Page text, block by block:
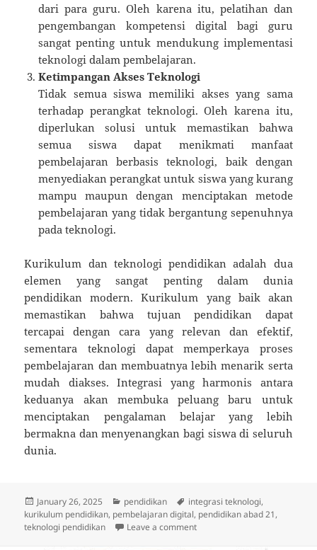
dari para guru. Oleh karena itu, pelatihan dan
pengembangan kompetensi digital bagi guru
sangat penting untuk mendukung implementasi
teknologi dalam pembelajaran.
Ketimpangan Akses Teknologi
Tidak semua siswa memiliki akses yang sama
terhadap perangkat teknologi. Oleh karena itu,
diperlukan solusi untuk memastikan bahwa
semua siswa dapat menikmati manfaat
pembelajaran berbasis teknologi, baik dengan
menyediakan perangkat untuk siswa yang kurang
mampu maupun dengan menciptakan metode
pembelajaran yang tidak bergantung sepenuhnya
pada teknologi.
Kurikulum dan teknologi pendidikan adalah dua
elemen yang sangat penting dalam dunia
pendidikan modern. Kurikulum yang baik akan
memastikan bahwa tujuan pendidikan dapat
tercapai dengan cara yang relevan dan efektif,
sementara teknologi dapat memperkaya proses
pembelajaran dan membuatnya lebih menarik serta
mudah diakses. Integrasi yang harmonis antara
keduanya akan membuka peluang baru untuk
menciptakan pengalaman belajar yang lebih
bermakna dan menyenangkan bagi siswa di seluruh
dunia.
Posted
on
January 26, 2025 Categories
pendidikan Tags
integrasi teknologi,
kurikulum pendidikan, pembelajaran digital, pendidikan abad 21,
teknologi pendidikan
Leave a commenton Kurikulum dan Teknologi